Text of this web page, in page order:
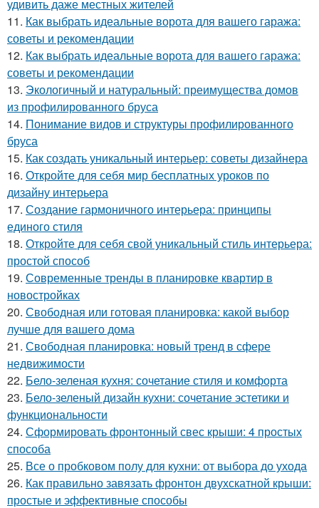
удивить даже местных жителей
11. Как выбрать идеальные ворота для вашего гаража:
советы и рекомендации
12. Как выбрать идеальные ворота для вашего гаража:
советы и рекомендации
13. Экологичный и натуральный: преимущества домов
из профилированного бруса
14. Понимание видов и структуры профилированного
бруса
15. Как создать уникальный интерьер: советы дизайнера
16. Откройте для себя мир бесплатных уроков по
дизайну интерьера
17. Создание гармоничного интерьера: принципы
единого стиля
18. Откройте для себя свой уникальный стиль интерьера:
простой способ
19. Современные тренды в планировке квартир в
новостройках
20. Свободная или готовая планировка: какой выбор
лучше для вашего дома
21. Свободная планировка: новый тренд в сфере
недвижимости
22. Бело-зеленая кухня: сочетание стиля и комфорта
23. Бело-зеленый дизайн кухни: сочетание эстетики и
функциональности
24. Сформировать фронтонный свес крыши: 4 простых
способа
25. Все о пробковом полу для кухни: от выбора до ухода
26. Как правильно завязать фронтон двухскатной крыши:
простые и эффективные способы